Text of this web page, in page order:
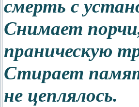
смерть с
Снимает
праническую
Стирает
не цеплялось.